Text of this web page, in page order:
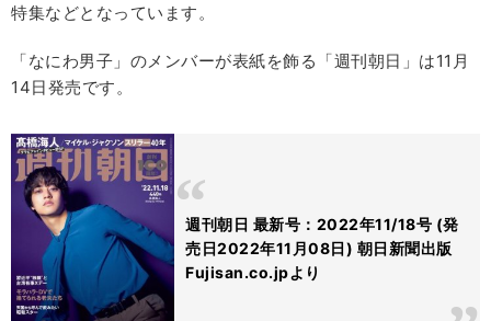
特集などとなっています。
「なにわ男子」のメンバーが表紙を飾る「週刊朝日」は11月
14日発売です。
週刊朝日 最新号：2022年11/18号 (発
売日2022年11月08日) 朝日新聞出版
Fujisan.co.jpより